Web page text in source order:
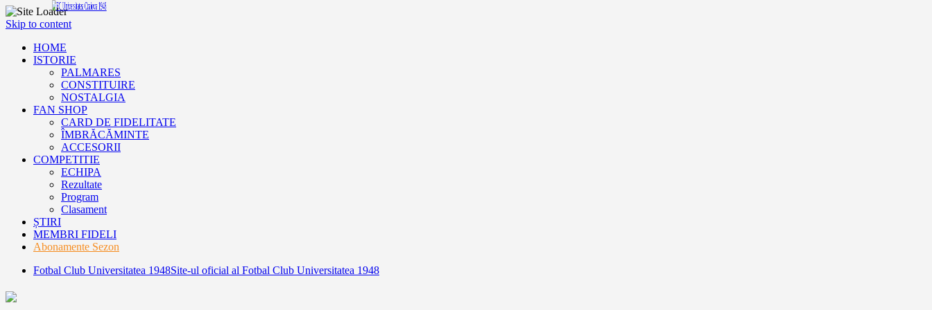
Skip to content
HOME
ISTORIE
PALMARES
CONSTITUIRE
NOSTALGIA
FAN SHOP
CARD DE FIDELITATE
ÎMBRĂCĂMINTE
ACCESORII
COMPETITIE
ECHIPA
Rezultate
Program
Clasament
ȘTIRI
MEMBRI FIDELI
Abonamente Sezon
Fotbal Club Universitatea 1948Site-ul oficial al Fotbal Club Universitatea 1948